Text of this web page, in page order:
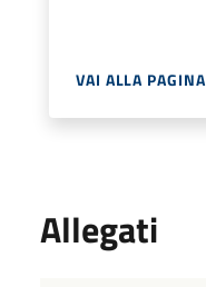
VAI ALLA PAGINA
Allegati